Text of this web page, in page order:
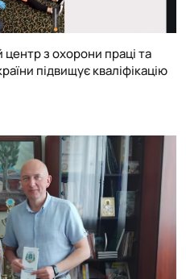
з охорони праці та
підвищує кваліфікацію